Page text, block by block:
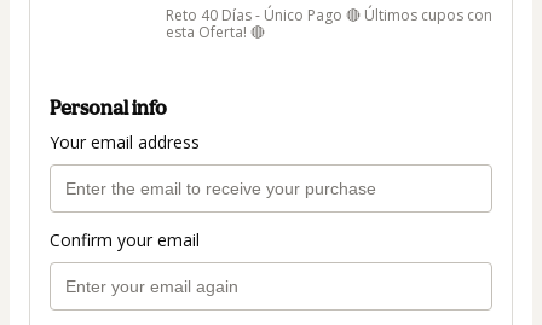
Reto 40 Días - Único Pago 🔴 Últimos cupos con
esta Oferta! 🔴
Personal info
Your email address
Confirm your email